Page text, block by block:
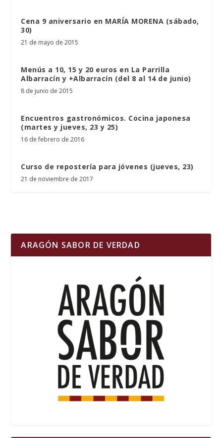
Cena 9 aniversario en MARÍA MORENA (sábado,
30)
21 de mayo de 2015
Menús a 10, 15 y 20 euros en La Parrilla
Albarracín y +Albarracín (del 8 al 14 de junio)
8 de junio de 2015
Encuentros gastronómicos. Cocina japonesa
(martes y jueves, 23 y 25)
16 de febrero de 2016
Curso de repostería para jóvenes (jueves, 23)
21 de noviembre de 2017
ARAGÓN SABOR DE VERDAD